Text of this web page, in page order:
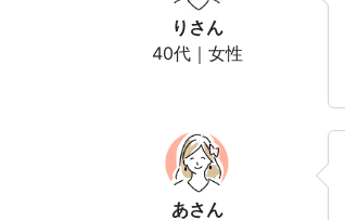
り さん
40代｜女性
あさん